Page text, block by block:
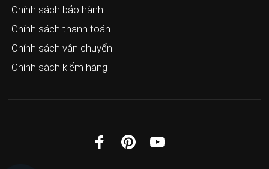
Chính sách bảo hành
Chính sách thanh toán
Chính sách vận chuyển
Chính sách kiểm hàng